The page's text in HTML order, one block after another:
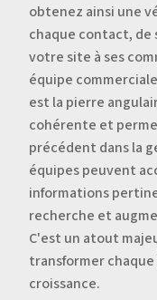
obtenez ainsi une
chaque contact,
votre site à ses
équipe
est la pierre
cohérente et
précédent dans la
équipes peuvent
informations
recherche et
C'est un atout
transformer
croissance.